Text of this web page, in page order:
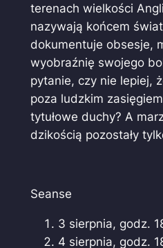
terenach wielkości
nazywają końcem
dokumentuje obsesje,
wyobraźnię swojego
pytanie, czy nie lepiej,
poza ludzkim
tytułowe duchy? A
dzikością pozostały
Seanse
3 sierpnia, godz.
4 sierpnia, godz.